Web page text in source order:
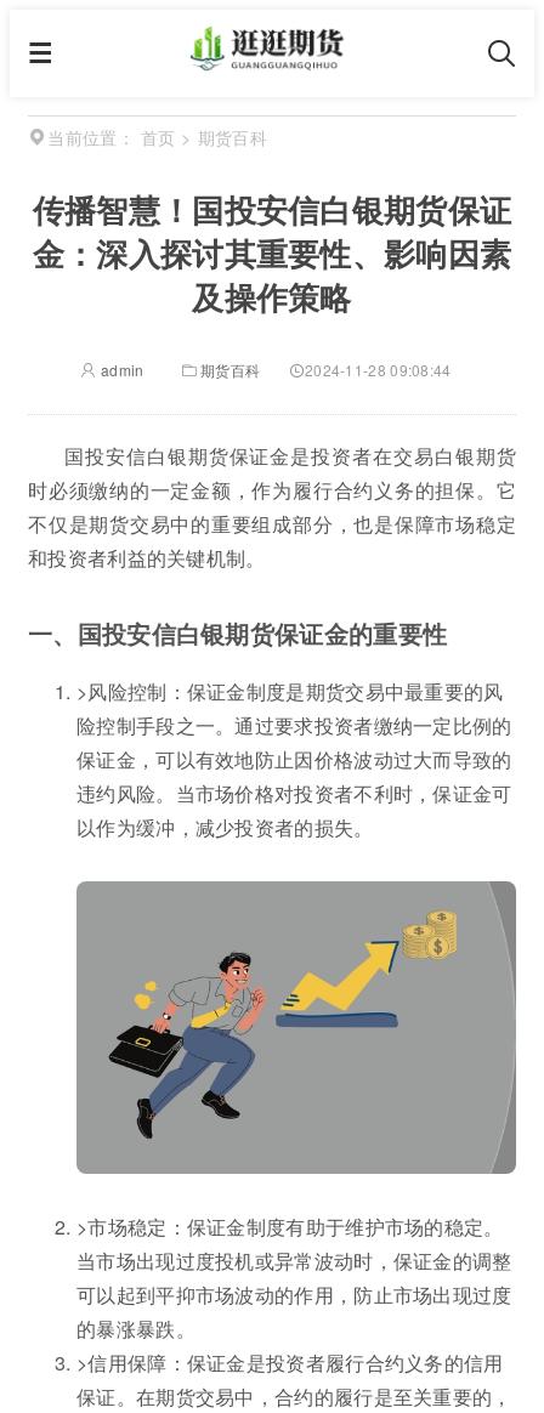
当前位置： 首页 > 期货百科
传播智慧！国投安信白银期货保证
金：深入探讨其重要性、影响因素
及操作策略
admin 期货百科 2024-11-28 09:08:44
国投安信白银期货保证金是投资者在交易白银期货
时必须缴纳的一定金额，作为履行合约义务的担保。它
不仅是期货交易中的重要组成部分，也是保障市场稳定
和投资者利益的关键机制。
一、国投安信白银期货保证金的重要性
>风险控制：保证金制度是期货交易中最重要的风
险控制手段之一。通过要求投资者缴纳一定比例的
保证金，可以有效地防止因价格波动过大而导致的
违约风险。当市场价格对投资者不利时，保证金可
以作为缓冲，减少投资者的损失。
>市场稳定：保证金制度有助于维护市场的稳定。
当市场出现过度投机或异常波动时，保证金的调整
可以起到平抑市场波动的作用，防止市场出现过度
的暴涨暴跌。
>信用保障：保证金是投资者履行合约义务的信用
保证。在期货交易中，合约的履行是至关重要的，